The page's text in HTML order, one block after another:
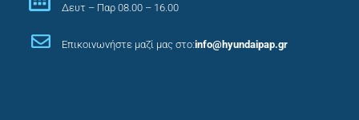
Δευτ – Παρ 08.00 – 16.00
Επικοινωνήστε μαζί μας στο:info@hyundaipap.gr